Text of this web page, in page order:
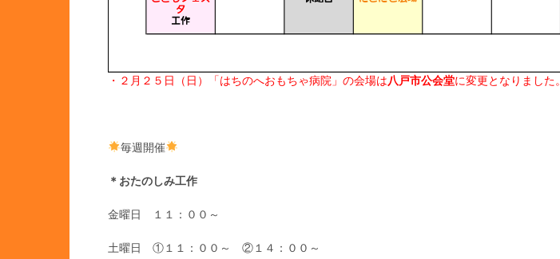
・２月２５日（日）「はちのへおもちゃ病院」の会場は八戸市公会堂に変更となりました。
毎週開催
＊おたのしみ工作
金曜日 １１：００～
土曜日 ①１１：００～ ②１４：００～